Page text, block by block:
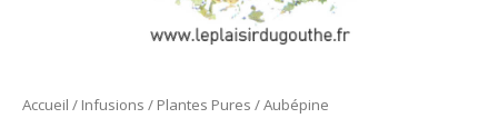
Accueil / Infusions / Plantes Pures / Aubépine